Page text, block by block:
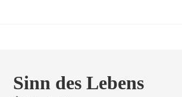
Sinn des Lebens